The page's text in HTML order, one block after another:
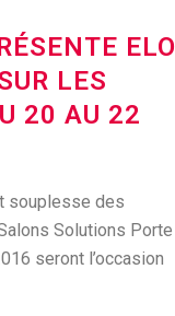
ELO
LES
20 AU 22
souplesse des
Solutions Porte
seront l’occasion